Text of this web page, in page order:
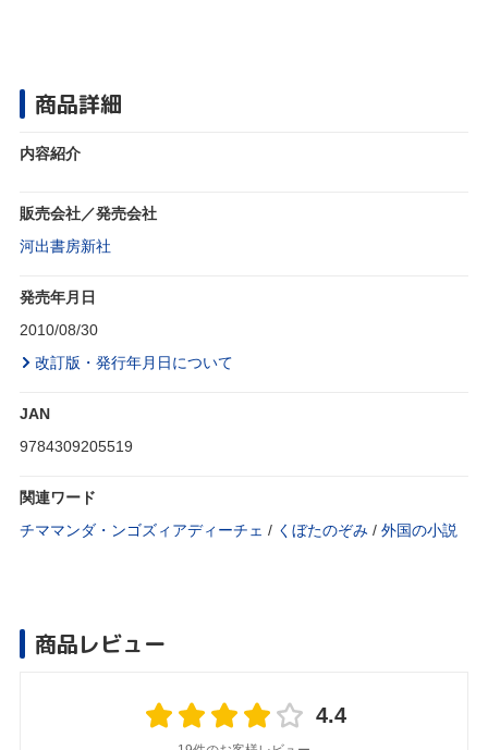
商品詳細
内容紹介
販売会社／発売会社
河出書房新社
発売年月日
2010/08/30
改訂版・発行年月日について
JAN
9784309205519
関連ワード
チママンダ・ンゴズィアディーチェ / くぼたのぞみ / 外国の小説
商品レビュー
4.4